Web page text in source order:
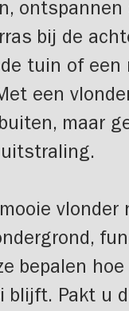
bij de
tuin of een
een
maar
bepalen
blijft. Pakt u